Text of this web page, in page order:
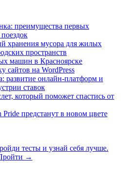
преимущества первых
хранения мусора для жилых
пространств
машин в Красноярске
сайтов на WordPress
развитие онлайн-платформ и
ставок
который поможет спастись от
предстанут в новом цвете
тесты и узнай себя лучше.
→